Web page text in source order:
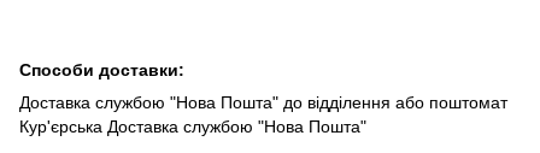
Способи доставки:
Доставка службою "Нова Пошта" до відділення або поштомат
Кур'єрська Доставка службою "Нова Пошта"